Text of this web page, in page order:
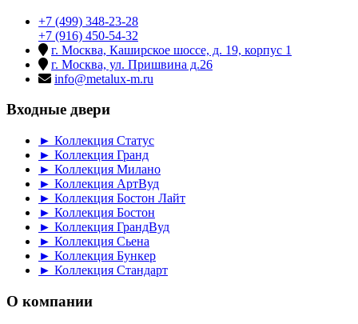
+7 (499) 348-23-28
+7 (916) 450-54-32
г. Москва, Каширское шоссе, д. 19, корпус 1
г. Москва, ул. Пришвина д.26
info@metalux-m.ru
Входные двери
► Коллекция Статус
► Коллекция Гранд
► Коллекция Милано
► Коллекция АртВуд
► Коллекция Бостон Лайт
► Коллекция Бостон
► Коллекция ГрандВуд
► Коллекция Сьена
► Коллекция Бункер
► Коллекция Стандарт
О компании